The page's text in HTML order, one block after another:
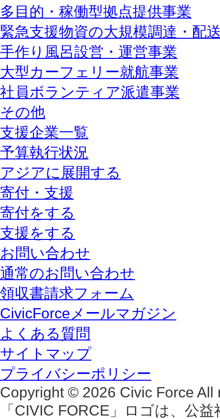
多目的・稼働型拠点提供事業
緊急支援物資の大規模調達・配
手作り風呂設営・運営事業
大型カーフェリー就航事業
社員ボランティア派遣事業
その他
支援企業一覧
予算執行状況
アジアに展開する
寄付・支援
寄付をする
支援をする
お問い合わせ
通常のお問い合わせ
領収書請求フォーム
CivicForceメールマガジン
よくある質問
サイトマップ
プライバシーポリシー
Copyright © 2026 Civic Force All
「CIVIC FORCE」ロゴは、公